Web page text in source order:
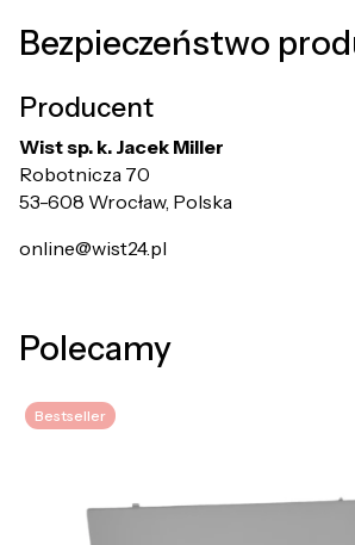
Bezpieczeństwo
Producent
Wist sp. k. Jacek Miller
Robotnicza 70
53-608 Wrocław, Polska
online@wist24.pl
Polecamy
Bestseller